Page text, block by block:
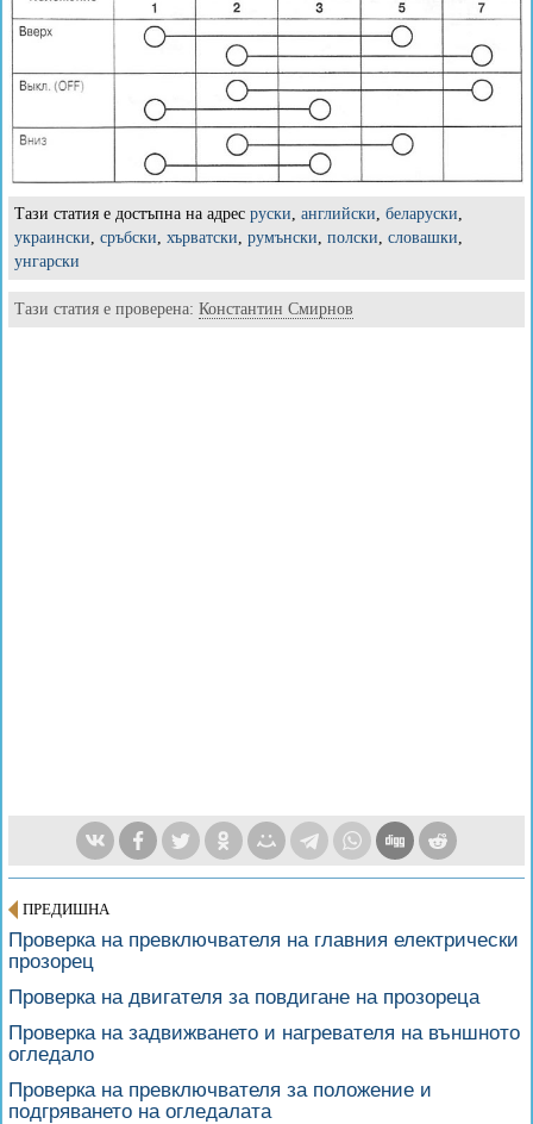
Тази статия е достъпна на адрес руски английски беларуски
украински сръбски хърватски румънски полски словашки
унгарски
Тази статия е проверена: Константин Смирнов
ПРЕДИШНА
Проверка на превключвателя на главния електрически
прозорец
Проверка на двигателя за повдигане на прозореца
Проверка на задвижването и нагревателя на външното
огледало
Проверка на превключвателя за положение и
подгряването на огледалата